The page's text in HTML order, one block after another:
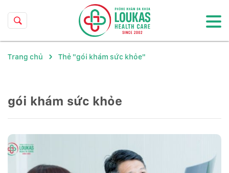
Trang chủ Thẻ "gói khám sức khỏe"
gói khám sức khỏe